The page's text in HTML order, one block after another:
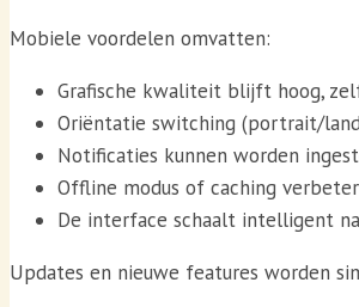
Mobiele voordelen omvatten:
Grafische kwaliteit blijft hoog,
Oriëntatie switching (portrait/
Notificaties kunnen worden
Offline modus of caching
De interface schaalt intelligent
Updates en nieuwe features worden